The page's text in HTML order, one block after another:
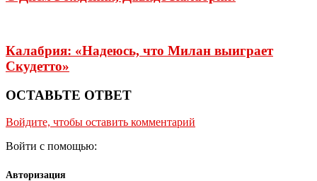
Калабрия: «Надеюсь, что Милан выиграет
Скудетто»
ОСТАВЬТЕ ОТВЕТ
Войдите, чтобы оставить комментарий
Войти с помощью:
Авторизация